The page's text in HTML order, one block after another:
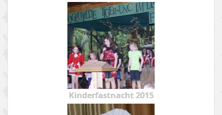
Kinderfastnacht 2015